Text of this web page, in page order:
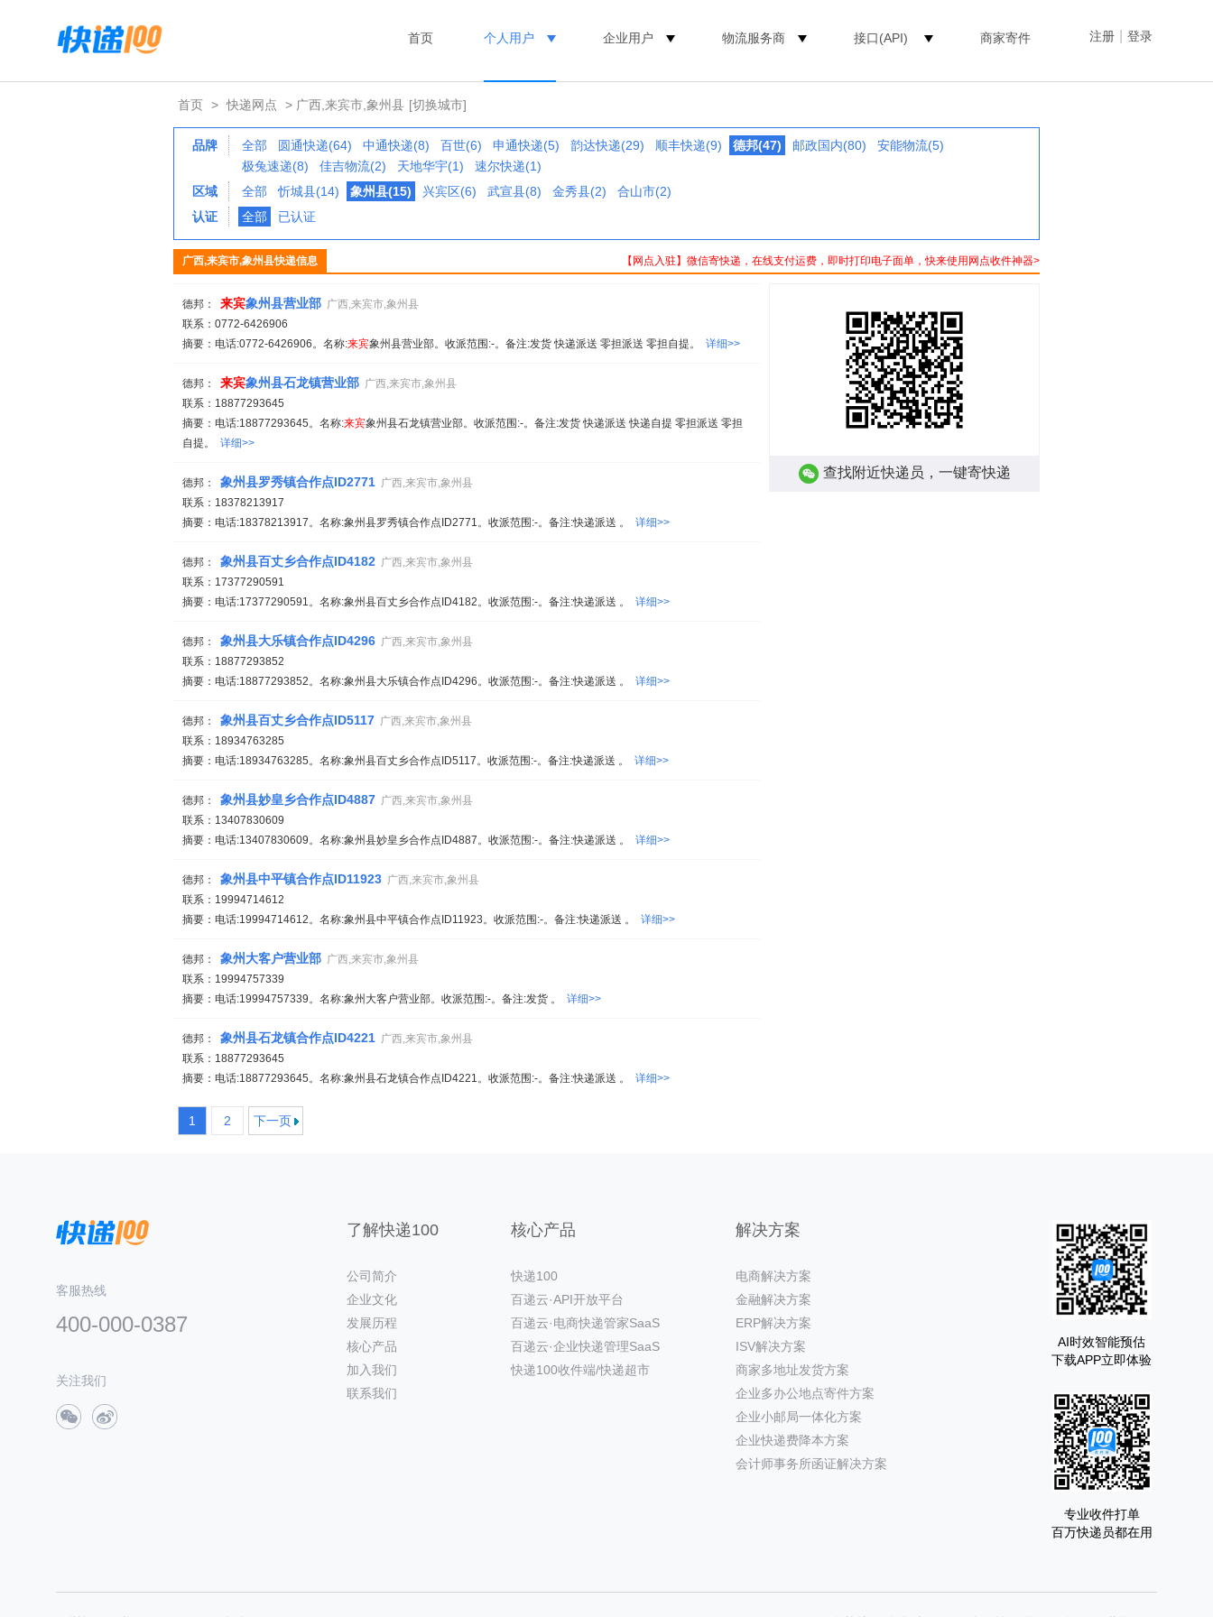
注册 登录
首页 个人用户 企业用户 物流服务商 接口(API) 商家寄件
首页 > 快递网点 > 广西,来宾市,象州县 [切换城市]
品牌 全部 圆通快递(64) 中通快递(8) 百世(6) 申通快递(5) 韵达快递(29) 顺丰快递(9) 德邦(47) 邮政国内(80)
安能物流(5)
极兔速递(8)
佳吉物流(2) 天地华宇(1)
速尔快递(1)
区域
全部 忻城县(14) 象州县(15) 兴宾区(6) 武宣县(8) 金秀县(2)
合山市(2)
认证
全部 已认证
【网点入驻】微信寄快递，在线支付运费，即时打印电子面单，快来使用网点收件神器>
广西,来宾市,象州县快递信息
德邦： 来宾象州县营业部 广西,来宾市,象州县
联系：0772-6426906
摘要：电话:0772-6426906。名称:来宾象州县营业部。收派范围:-。备注:发货 快递派送 零担派送 零担自提。 详细>>
德邦： 来宾象州县石龙镇营业部 广西,来宾市,象州县
联系：18877293645
摘要：电话:18877293645。名称:来宾象州县石龙镇营业部。收派范围:-。备注:发货 快递派送 快递自提 零担派送 零担
自提。 详细>>
德邦： 象州县罗秀镇合作点ID2771 广西,来宾市,象州县
联系：18378213917
摘要：电话:18378213917。名称:象州县罗秀镇合作点ID2771。收派范围:-。备注:快递派送 。 详细>>
德邦： 象州县百丈乡合作点ID4182 广西,来宾市,象州县
联系：17377290591
摘要：电话:17377290591。名称:象州县百丈乡合作点ID4182。收派范围:-。备注:快递派送 。 详细>>
德邦： 象州县大乐镇合作点ID4296 广西,来宾市,象州县
联系：18877293852
摘要：电话:18877293852。名称:象州县大乐镇合作点ID4296。收派范围:-。备注:快递派送 。 详细>>
德邦： 象州县百丈乡合作点ID5117 广西,来宾市,象州县
联系：18934763285
摘要：电话:18934763285。名称:象州县百丈乡合作点ID5117。收派范围:-。备注:快递派送 。 详细>>
德邦： 象州县妙皇乡合作点ID4887 广西,来宾市,象州县
联系：13407830609
摘要：电话:13407830609。名称:象州县妙皇乡合作点ID4887。收派范围:-。备注:快递派送 。 详细>>
德邦： 象州县中平镇合作点ID11923 广西,来宾市,象州县
联系：19994714612
摘要：电话:19994714612。名称:象州县中平镇合作点ID11923。收派范围:-。备注:快递派送 。 详细>>
德邦： 象州大客户营业部 广西,来宾市,象州县
联系：19994757339
摘要：电话:19994757339。名称:象州大客户营业部。收派范围:-。备注:发货 。 详细>>
德邦： 象州县石龙镇合作点ID4221 广西,来宾市,象州县
联系：18877293645
摘要：电话:18877293645。名称:象州县石龙镇合作点ID4221。收派范围:-。备注:快递派送 。 详细>>
1 2 下一页
查找附近快递员，一键寄快递
客服热线
400-000-0387
关注我们
了解快递100
公司简介
企业文化
发展历程
核心产品
加入我们
联系我们
核心产品
快递100
百递云·API开放平台
百递云·电商快递管家SaaS
百递云·企业快递管理SaaS
快递100收件端/快递超市
解决方案
电商解决方案
金融解决方案
ERP解决方案
ISV解决方案
商家多地址发货方案
企业多办公地点寄件方案
企业小邮局一体化方案
企业快递费降本方案
会计师事务所函证解决方案
AI时效智能预估
下载APP立即体验
专业收件打单
百万快递员都在用